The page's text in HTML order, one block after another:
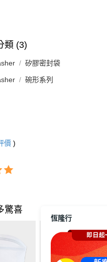
類 (3)
矽膠密封袋
碗形系列
價 )
驚喜
恆隆行